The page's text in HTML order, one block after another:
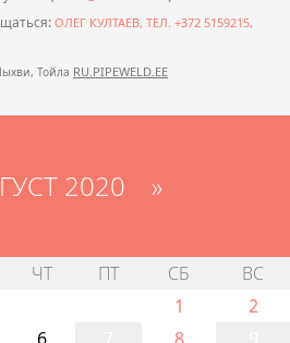
ОЛЕГ КУЛТАЕВ, ТЕЛ. +372 5159215,
Тойла RU.PIPEWELD.EE
2020 »
ЧТ ПТ СБ
ВС
1
2